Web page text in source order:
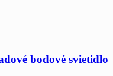
bodové svietidlo